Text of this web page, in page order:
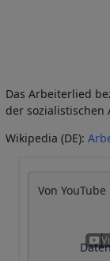
Das Arbeiterlied
der
Wikipedia (DE):
Von YouTube